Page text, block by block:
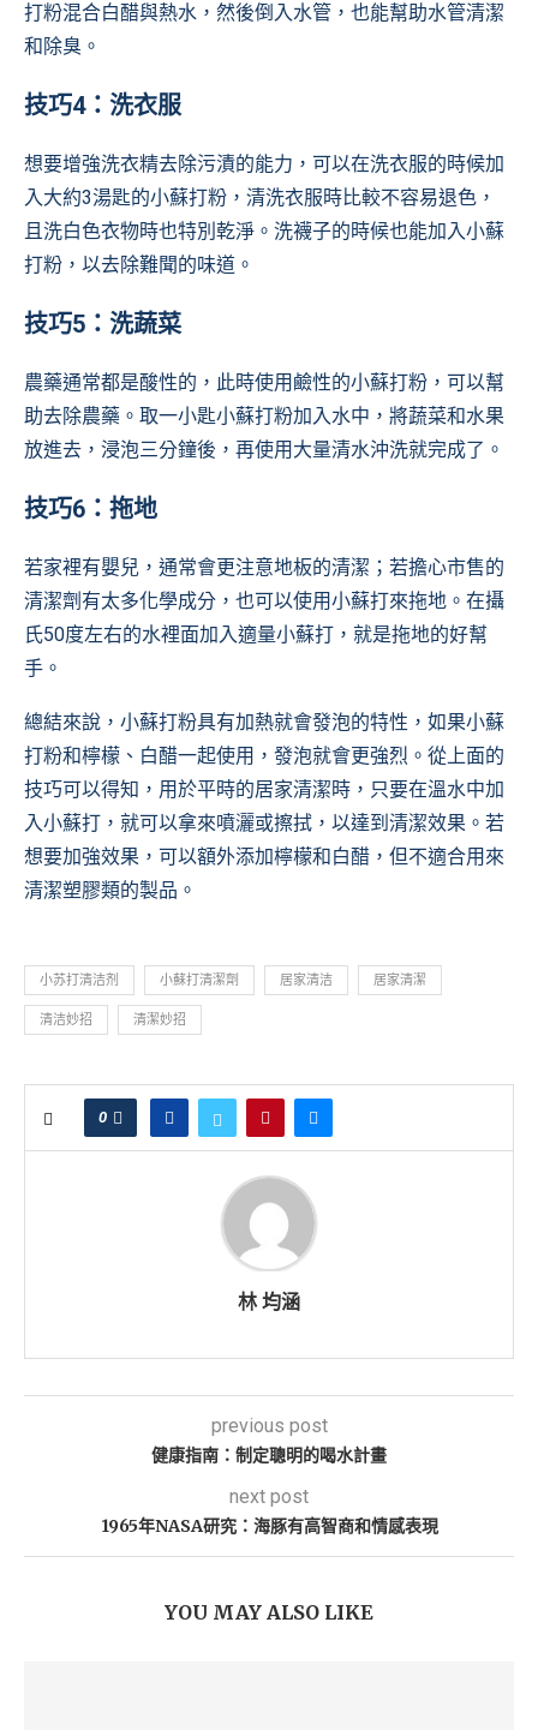
打粉混合白醋與熱水，然後倒入水管，也能幫助水管清潔
和除臭。
技巧4：洗衣服
想要增強洗衣精去除污漬的能力，可以在洗衣服的時候加
入大約3湯匙的小蘇打粉，清洗衣服時比較不容易退色，
且洗白色衣物時也特別乾淨。洗襪子的時候也能加入小蘇
打粉，以去除難聞的味道。
技巧5：洗蔬菜
農藥通常都是酸性的，此時使用鹼性的小蘇打粉，可以幫
助去除農藥。取一小匙小蘇打粉加入水中，將蔬菜和水果
放進去，浸泡三分鐘後，再使用大量清水沖洗就完成了。
技巧6：拖地
若家裡有嬰兒，通常會更注意地板的清潔；若擔心市售的
清潔劑有太多化學成分，也可以使用小蘇打來拖地。在攝
氏50度左右的水裡面加入適量小蘇打，就是拖地的好幫
手。
總結來說，小蘇打粉具有加熱就會發泡的特性，如果小蘇
打粉和檸檬、白醋一起使用，發泡就會更強烈。從上面的
技巧可以得知，用於平時的居家清潔時，只要在溫水中加
入小蘇打，就可以拿來噴灑或擦拭，以達到清潔效果。若
想要加強效果，可以額外添加檸檬和白醋，但不適合用來
清潔塑膠類的製品。
小苏打清洁剂 小蘇打清潔劑 居家清洁 居家清潔
清洁妙招 清潔妙招
0
林 均涵
previous post
健康指南：制定聰明的喝水計畫
next post
1965年NASA研究：海豚有高智商和情感表現
YOU MAY ALSO LIKE